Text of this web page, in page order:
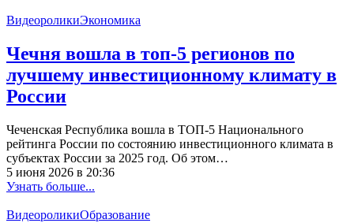
ВидеороликиЭкономика
Чечня вошла в топ-5 регионов по
лучшему инвестиционному климату в
России
Чеченская Республика вошла в ТОП-5 Национального
рейтинга России по состоянию инвестиционного климата в
субъектах России за 2025 год. Об этом…
5 июня 2026 в 20:36
Узнать больше...
ВидеороликиОбразование